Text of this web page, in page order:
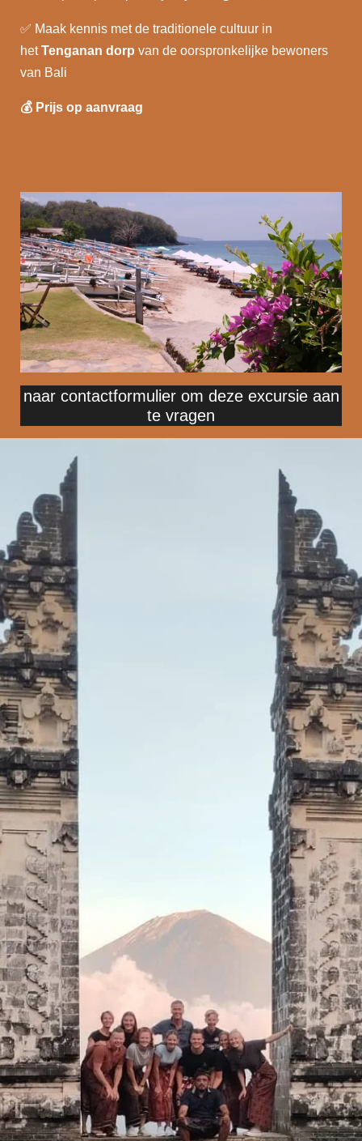
✅ Maak kennis met de traditionele cultuur in
het Tenganan dorp van de oorspronkelijke bewoners
van Bali
💰 Prijs op aanvraag
naar contactformulier om deze excursie aan
te vragen